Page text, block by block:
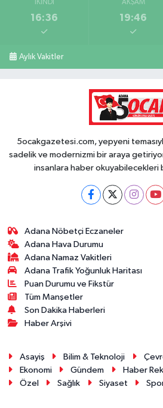
İKINDI
16:36
AKŞAM
19:46
Aylık Vakitler
5ocakgazetesi.com, yepyeni
sadelik ve modernizmi bir araya
insanlara haber okuyabilecekleri
Adana Nöbetçi Eczaneler
Adana Hava Durumu
Adana Namaz Vakitleri
Adana Trafik Yoğunluk Haritası
Puan Durumu ve Fikstür
Tüm Manşetler
Son Dakika Haberleri
Haber Arşivi
Asayiş Bilim & Teknoloji
Ekonomi
Gündem Haber
Özel
Sağlık Siyaset